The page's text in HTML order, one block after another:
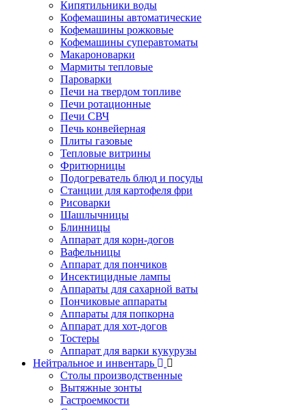
Кипятильники воды
Кофемашины автоматические
Кофемашины рожковые
Кофемашины суперавтоматы
Макароноварки
Мармиты тепловые
Пароварки
Печи на твердом топливе
Печи ротационные
Печи СВЧ
Печь конвейерная
Плиты газовые
Тепловые витрины
Фритюрницы
Подогреватель блюд и посуды
Станции для картофеля фри
Рисоварки
Шашлычницы
Блинницы
Аппарат для корн-догов
Вафельницы
Аппарат для пончиков
Инсектицидные лампы
Аппараты для сахарной ваты
Пончиковые аппараты
Аппараты для попкорна
Аппарат для хот-догов
Тостеры
Аппарат для варки кукурузы
Нейтральное и инвентарь
Столы производственные
Вытяжные зонты
Гастроемкости